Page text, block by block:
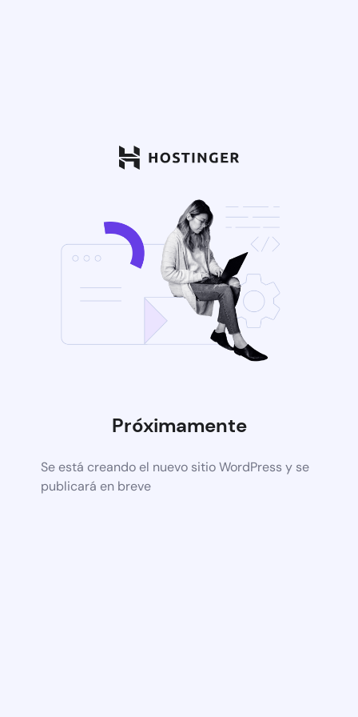
Próximamente
Se está creando el nuevo sitio WordPress y se
publicará en breve